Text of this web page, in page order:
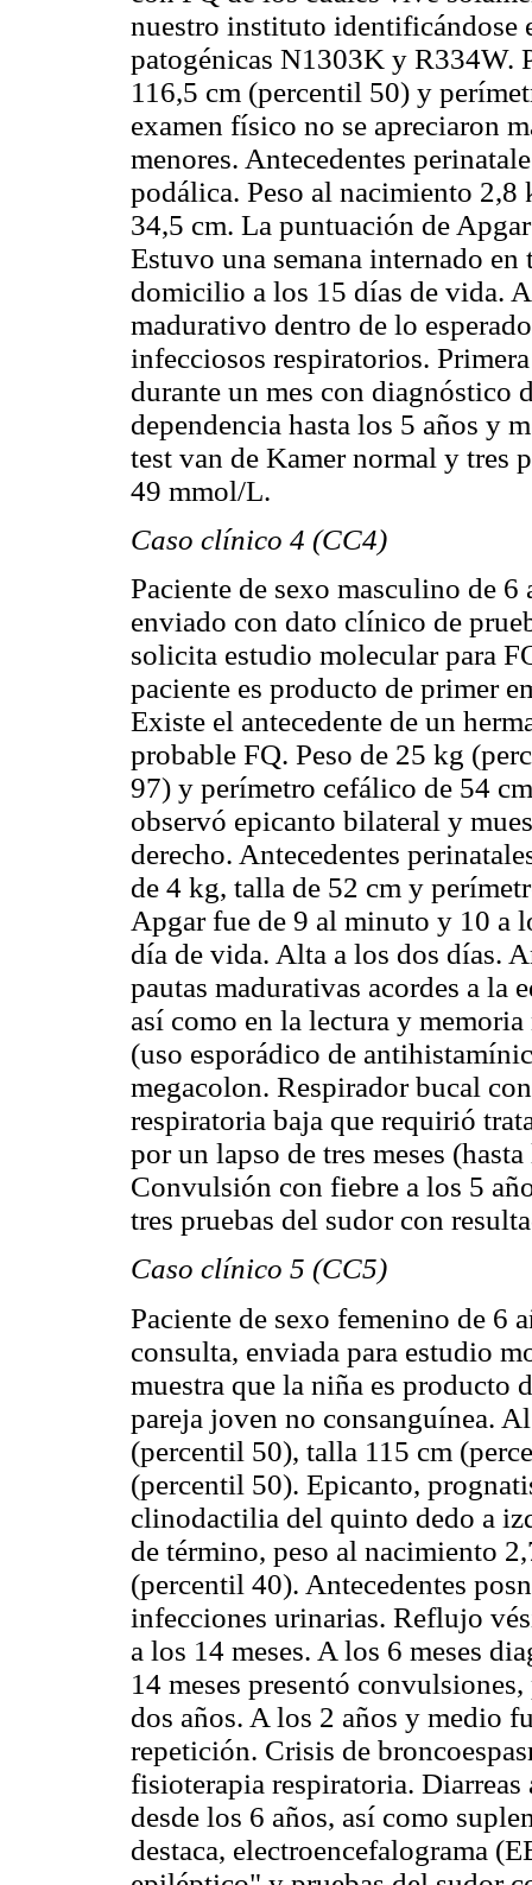
nuestro instituto identificándose
patogénicas N1303K y R334W.
116,5 cm (percentil 50) y
examen físico no se apreciaron
menores. Antecedentes
podálica. Peso al nacimiento
34,5 cm. La puntuación de
Estuvo una semana internado
domicilio a los 15 días de vida.
madurativo dentro de lo
infecciosos respiratorios.
durante un mes con
dependencia hasta los 5 años y
test van de Kamer normal y tres
49 mmol/L.
Caso clínico 4 (CC4)
Paciente de sexo masculino de
enviado con dato clínico de
solicita estudio molecular para
paciente es producto de primer
Existe el antecedente de un
probable FQ. Peso de 25 kg
97) y perímetro cefálico de 54
observó epicanto bilateral y
derecho. Antecedentes
de 4 kg, talla de 52 cm y
Apgar fue de 9 al minuto y 10 a
día de vida. Alta a los dos días.
pautas madurativas acordes a la
así como en la lectura y
(uso esporádico de
megacolon. Respirador bucal
respiratoria baja que requirió
por un lapso de tres meses
Convulsión con fiebre a los 5
tres pruebas del sudor con
Caso clínico 5 (CC5)
Paciente de sexo femenino de 6
consulta, enviada para estudio
muestra que la niña es producto
pareja joven no consanguínea.
(percentil 50), talla 115 cm
(percentil 50). Epicanto,
clinodactilia del quinto dedo a
de término, peso al nacimiento
(percentil 40). Antecedentes
infecciones urinarias. Reflujo
a los 14 meses. A los 6 meses
14 meses presentó
dos años. A los 2 años y medio
repetición. Crisis de
fisioterapia respiratoria. Diarreas
desde los 6 años, así como
destaca, electroencefalograma